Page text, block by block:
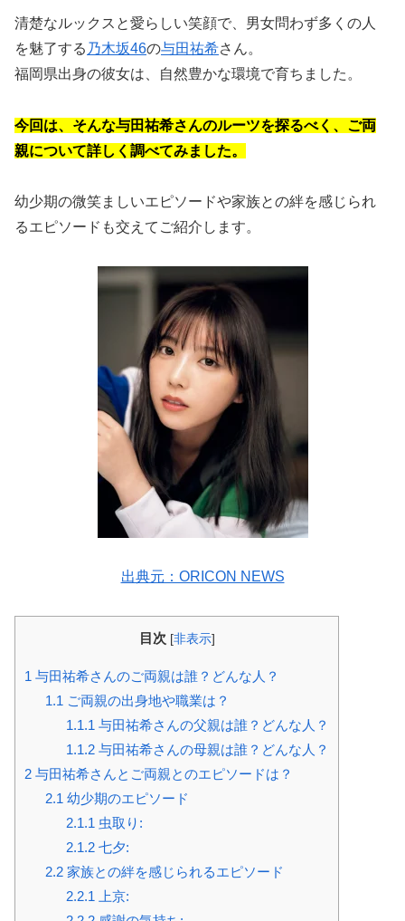
清楚なルックスと愛らしい笑顔で、男女問わず多くの人
を魅了する 乃木坂46の与田祐希さん。
福岡県出身の彼女は、自然豊かな環境で育ちました。
今回は、そんな与田祐希さんのルーツを探るべく、ご両
親について詳しく調べてみました。
幼少期の微笑ましいエピソードや家族との絆を感じられ
るエピソードも交えてご紹介します。
出典元：ORICON NEWS
目次 [非表示]
1 与田祐希さんのご両親は誰？どんな人？
1.1 ご両親の出身地や職業は？
1.1.1 与田祐希さんの父親は誰？どんな人？
1.1.2与田祐希さんの母親は誰？どんな人？
2 与田祐希さんとご両親とのエピソードは？
2.1 幼少期のエピソード
2.1.1 虫取り:
2.1.2七夕:
2.2家族との絆を感じられるエピソード
2.2.1 上京: